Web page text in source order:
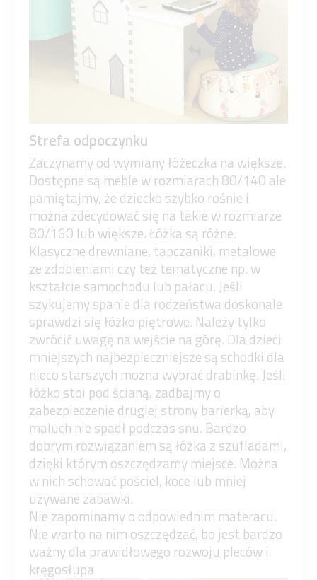
Strefa odpoczynku
Zaczynamy od wymiany łóżeczka na większe.
Dostępne są meble w rozmiarach 80/140 ale
pamiętajmy, że dziecko szybko rośnie i
można zdecydować się na takie w rozmiarze
80/160 lub większe. Łóżka są różne.
Klasyczne drewniane, tapczaniki, metalowe
ze zdobieniami czy też tematyczne np. w
kształcie samochodu lub pałacu. Jeśli
szykujemy spanie dla rodzeństwa doskonale
sprawdzi się łóżko piętrowe. Należy tylko
zwrócić uwagę na wejście na górę. Dla dzieci
mniejszych najbezpieczniejsze są schodki dla
nieco starszych można wybrać drabinkę. Jeśli
łóżko stoi pod ścianą, zadbajmy o
zabezpieczenie drugiej strony barierką, aby
maluch nie spadł podczas snu. Bardzo
dobrym rozwiązaniem są łóżka z szufladami,
dzięki którym oszczędzamy miejsce. Można
w nich schować pościel, koce lub mniej
używane zabawki.
Nie zapominamy o odpowiednim materacu.
Nie warto na nim oszczędzać, bo jest bardzo
ważny dla prawidłowego rozwoju pleców i
kręgosłupa.